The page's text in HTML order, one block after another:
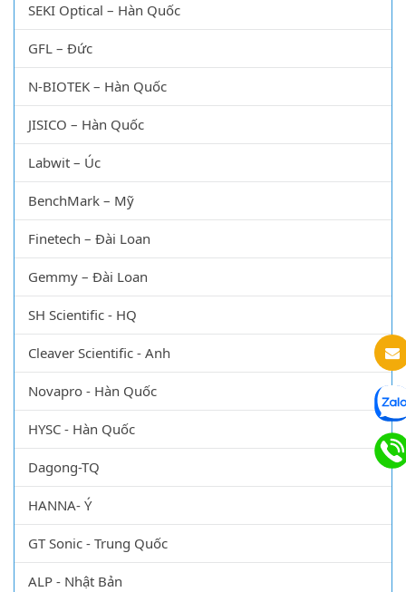
SEKI Optical – Hàn Quốc
GFL – Đức
N-BIOTEK – Hàn Quốc
JISICO – Hàn Quốc
Labwit – Úc
BenchMark – Mỹ
Finetech – Đài Loan
Gemmy – Đài Loan
SH Scientific - HQ
Cleaver Scientific - Anh
Novapro - Hàn Quốc
HYSC - Hàn Quốc
Dagong-TQ
HANNA- Ý
GT Sonic - Trung Quốc
ALP - Nhật Bản